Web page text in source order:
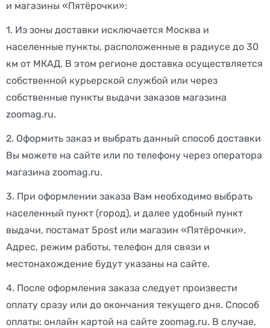
и магазины «Пятёрочки»:
1. Из зоны доставки исключается Москва и
населенные пункты, расположенные в радиусе до 30
км от МКАД. В этом регионе доставка осуществляется
собственной курьерской службой или через
собственные пункты выдачи заказов магазина
zoomag.ru.
2. Оформить заказ и выбрать данный способ доставки
Вы можете на сайте или по телефону через оператора
магазина zoomag.ru.
3. При оформлении заказа Вам необходимо выбрать
населенный пункт (город), и далее удобный пункт
выдачи, постамат 5post или магазин «Пятёрочки».
Адрес, режим работы, телефон для связи и
местонахождение будут указаны на сайте.
4. После оформления заказа следует произвести
оплату сразу или до окончания текущего дня. Способ
оплаты: онлайн картой на сайте zoomag.ru. В случае,